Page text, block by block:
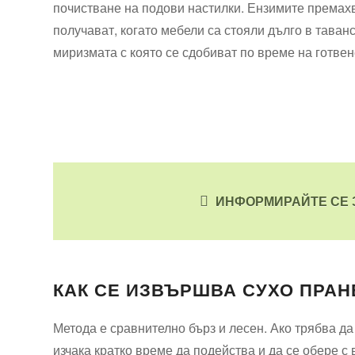
почистване на подови настилки. Ензимите
получават, когато мебели са стояли дълго в
миризмата с която се сдобиват по време на
ИНФОРМИРАЙТЕ СЕ
КАК СЕ ИЗВЪРШВА СУХО
Метода е сравнително бърз и лесен. Ако трябва
изчака кратко време да подейства и да се обере